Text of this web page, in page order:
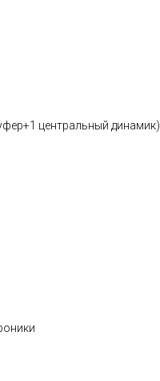
центральный динамик)